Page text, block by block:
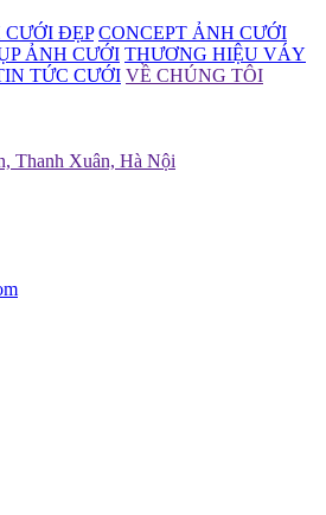
ĐẸP CONCEPT ẢNH CƯỚI
ẢNH CƯỚI THƯƠNG HIỆU VÁY
TỨC CƯỚI VỀ CHÚNG TÔI
Thanh Xuân, Hà Nội